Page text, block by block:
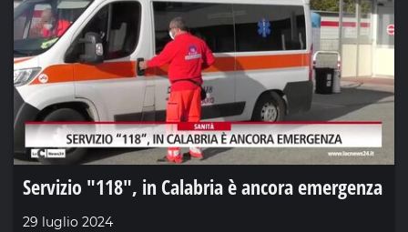
Servizio "118", in Calabria è ancora emergenza
29 luglio 2024